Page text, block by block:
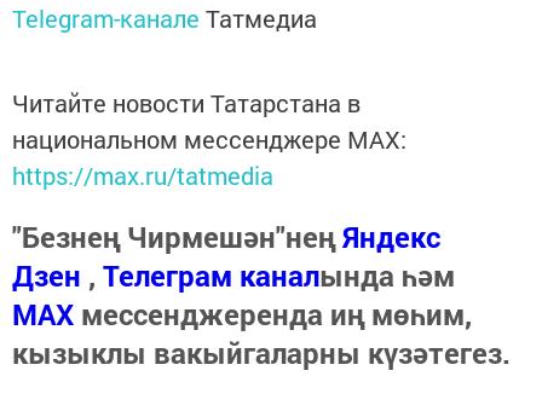
Telegram-канале Татмедиа
Читайте новости Татарстана в
национальном мессенджере MАХ:
https://max.ru/tatmedia
"Безнең Чирмешән"неңЯндекс
Дзен , Телеграм каналында һәм
МАХ мессенджеренда иң мөһим,
кызыклы вакыйгаларны күзәтегез.